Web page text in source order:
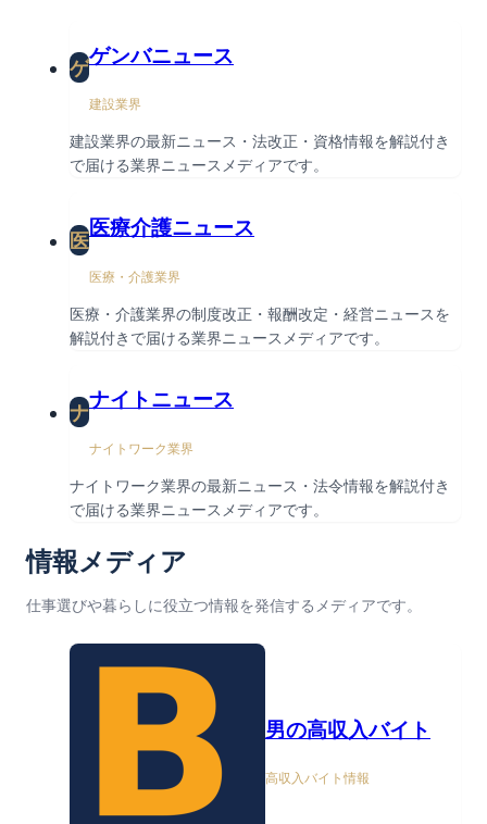
ゲゲンバニュース
建設業界
建設業界の最新ニュース・法改正・資格情報を解説付き
で届ける業界ニュースメディアです。
医医療介護ニュース
医療・介護業界
医療・介護業界の制度改正・報酬改定・経営ニュースを
解説付きで届ける業界ニュースメディアです。
ナナイトニュース
ナイトワーク業界
ナイトワーク業界の最新ニュース・法令情報を解説付き
で届ける業界ニュースメディアです。
情報メディア
仕事選びや暮らしに役立つ情報を発信するメディアです。
男の高収入バイト
高収入バイト情報